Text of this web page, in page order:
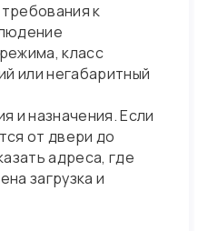
к
класс
или негабаритный
и назначения. Если
от двери до
адреса, где
загрузка и